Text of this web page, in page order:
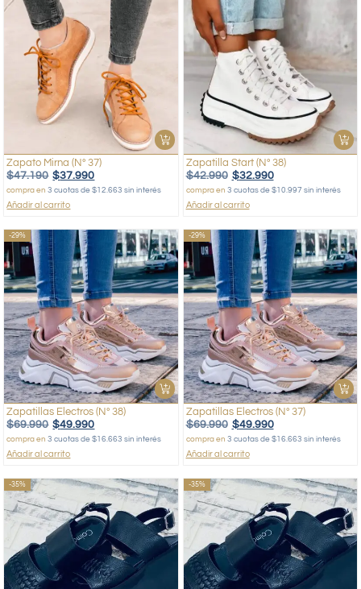
Zapato Mirna (Nº 37)
$47.190 $37.990
compra en3 cuotas de $12.663 sin interés
Añadir al carrito
Zapatilla Start (Nº 38)
$42.990 $32.990
compra en 3 cuotas de $10.997 sin interés
Añadir al carrito
-29%
Zapatillas Electros (Nº 38)
$69.990 $49.990
compra en3 cuotas de $16.663 sin interés
Añadir al carrito
-29%
Zapatillas Electros (Nº 37)
$69.990 $49.990
compra en 3 cuotas de $16.663 sin interés
Añadir al carrito
-35% -35%